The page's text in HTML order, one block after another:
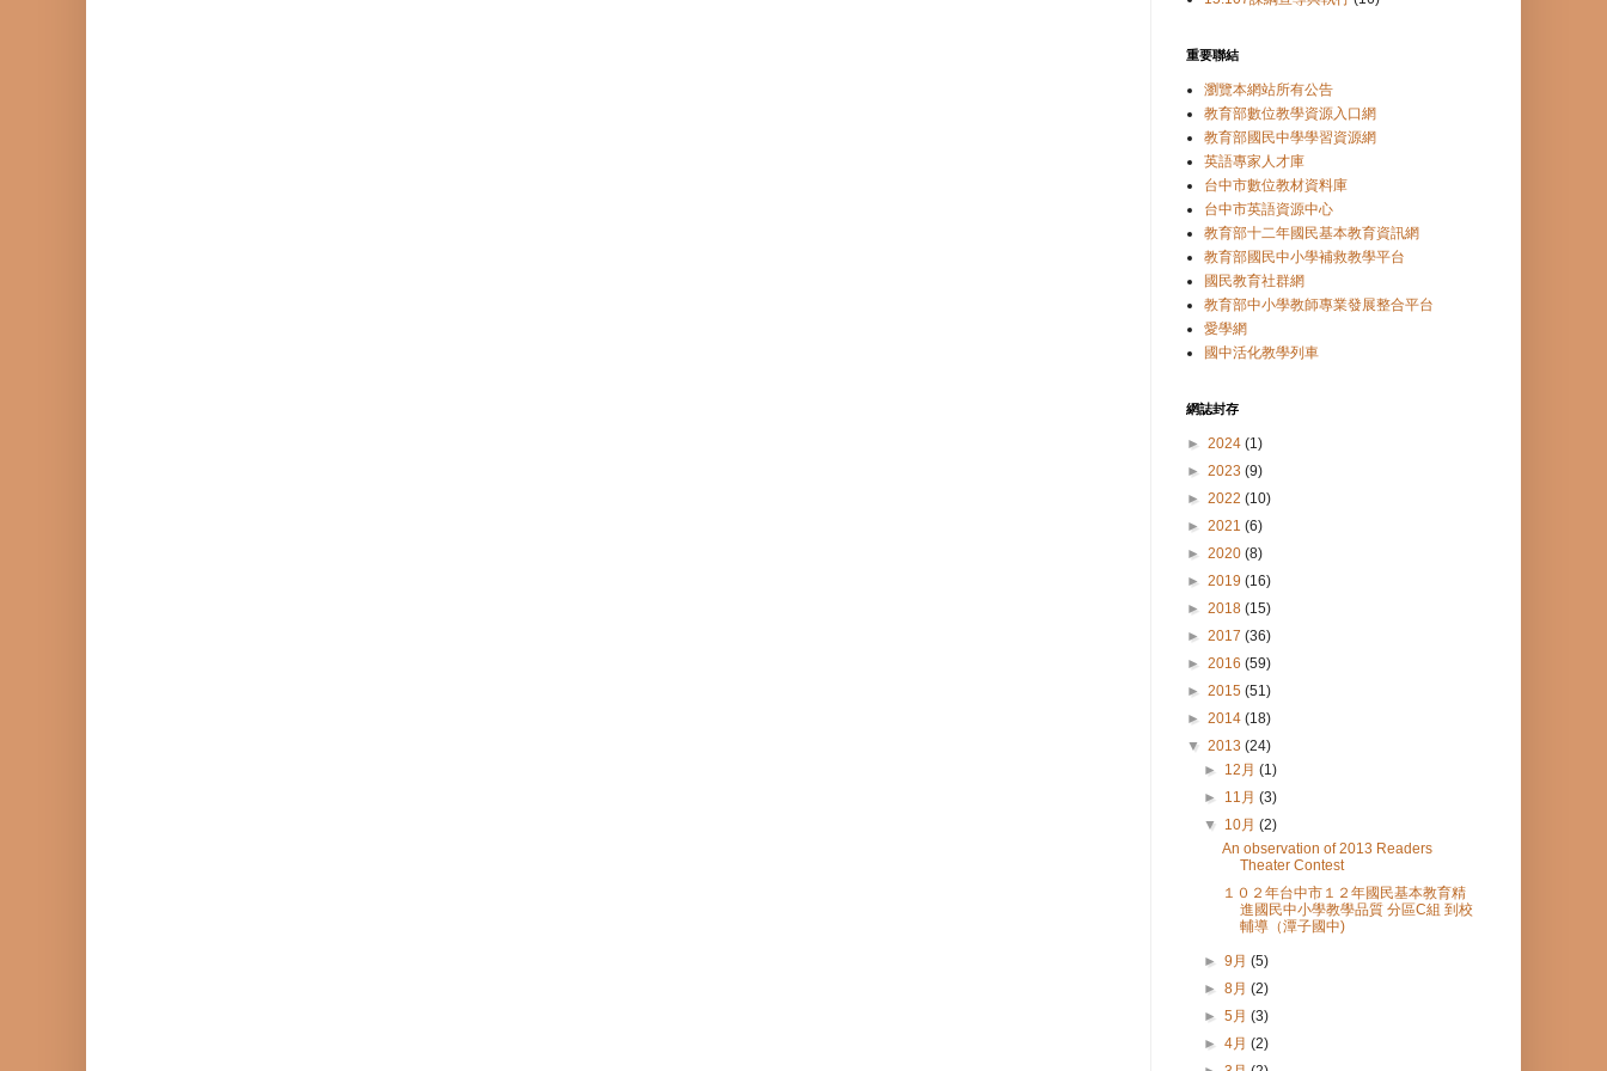
重要聯結
瀏覽本網站所有公告
教育部數位教學資源入口網
教育部國民中學學習資源網
英語專家人才庫
台中市數位教材資料庫
台中市英語資源中心
教育部十二年國民基本教育資訊網
教育部國民中小學補救教學平台
國民教育社群網
教育部中小學教師專業發展整合平台
愛學網
國中活化教學列車
網誌封存
► 2024 (1)
► 2023 (9)
► 2022 (10)
► 2021 (6)
► 2020 (8)
► 2019 (16)
► 2018 (15)
► 2017 (36)
► 2016 (59)
► 2015 (51)
► 2014 (18)
▼ 2013 (24)
► 12月(1)
► 11月(3)
▼ 10月(2)
An observation of 2013 Readers
Theater Contest
１０２年台中市１２年國民基本教育精
進國民中小學教學品質 分區C組 到校
輔導（潭子國中)
►9月(5)
►8月(2)
►5月(3)
►4月(2)